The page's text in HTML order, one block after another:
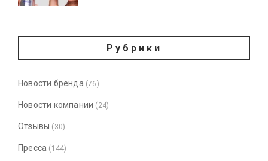
Рубрики
Новости бренда (76)
Новости компании (24)
Отзывы (30)
Пресса (144)